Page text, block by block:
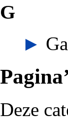
G
►
Deze